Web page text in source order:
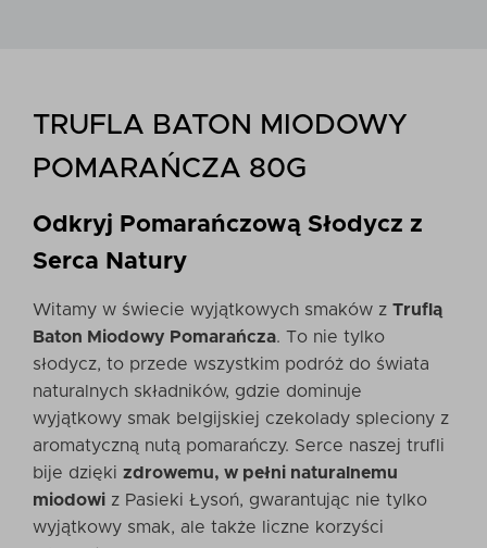
TRUFLA BATON MIODOWY
POMARAŃCZA 80G
Odkryj Pomarańczową Słodycz z
Serca Natury
Witamy w świecie wyjątkowych smaków z Truflą
Baton Miodowy Pomarańcza. To nie tylko
słodycz, to przede wszystkim podróż do świata
naturalnych składników, gdzie dominuje
wyjątkowy smak belgijskiej czekolady spleciony z
aromatyczną nutą pomarańczy. Serce naszej trufli
bije dzięki zdrowemu, w pełni naturalnemu
miodowi z Pasieki Łysoń, gwarantując nie tylko
wyjątkowy smak, ale także liczne korzyści